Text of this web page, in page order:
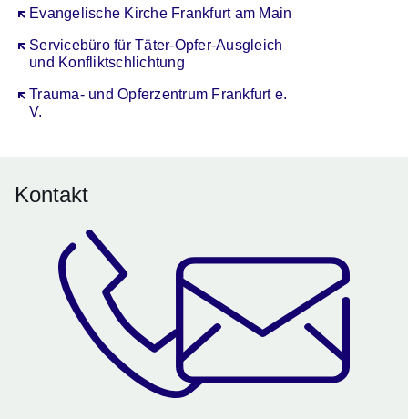
Evangelische Kirche Frankfurt am Main
Öffnet sich in einem neuen Fenster
Servicebüro für Täter-Opfer-Ausgleich
und Konfliktschlichtung
Öffnet sich in einem neuen Fenster
Trauma- und Opferzentrum Frankfurt e.
V.
Öffnet sich in einem neuen Fenster
Kontakt